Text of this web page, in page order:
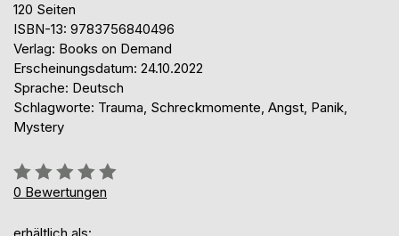
120 Seiten
ISBN-13: 9783756840496
Verlag: Books on Demand
Erscheinungsdatum: 24.10.2022
Sprache: Deutsch
Schlagworte: Trauma, Schreckmomente, Angst, Panik,
Mystery
Bewertung::
0%
0 Bewertungen